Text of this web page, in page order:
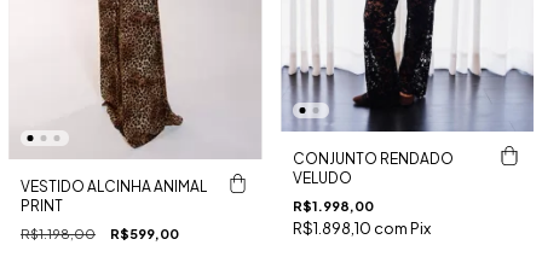
VESTIDO ALCINHA ANIMAL
PRINT
R$1.198,00 R$599,00
CONJUNTO RENDADO
VELUDO
R$1.998,00
R$1.898,10 comPix